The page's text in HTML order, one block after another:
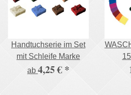
Handtuchserie im Set
mit Schleife Marke
ab 4,25 € *